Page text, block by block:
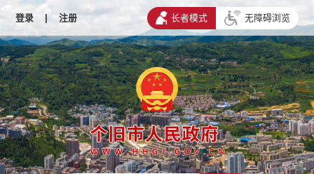
登录 | 注册 长者模式 无障碍浏览